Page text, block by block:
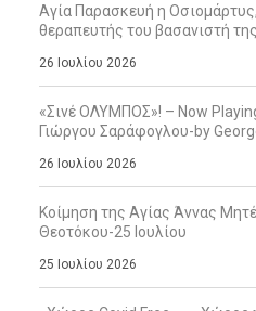
Αγία Παρασκευή η
θεραπευτής του βασανιστή
26 Ιουλίου 2026
«Σινέ ΟΛΥΜΠΟΣ»! – Now
Γιώργου Σαράφογλου-by
26 Ιουλίου 2026
Κοίμηση της Αγίας Άννας
Θεοτόκου-25 Ιουλίου
25 Ιουλίου 2026